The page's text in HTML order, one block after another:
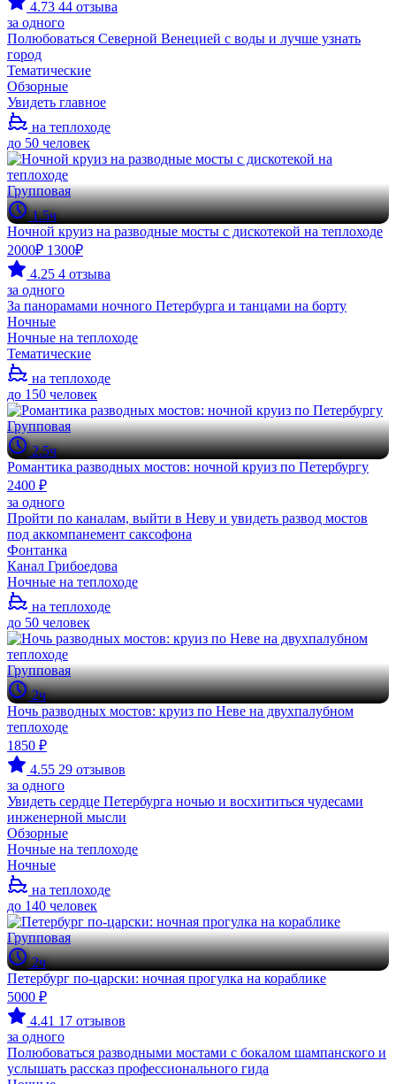
4.73 44 отзыва
за одного
Полюбоваться Северной Венецией с воды и лучше узнать
город
Тематические
Обзорные
Увидеть главное
на теплоходе
до 50 человек
Групповая
1.5ч
Ночной круиз на разводные мосты с дискотекой на теплоходе
2000₽ 1300₽
4.25 4 отзыва
за одного
За панорамами ночного Петербурга и танцами на борту
Ночные
Ночные на теплоходе
Тематические
на теплоходе
до 150 человек
Групповая
2.5ч
Романтика разводных мостов: ночной круиз по Петербургу
2400 ₽
за одного
Пройти по каналам, выйти в Неву и увидеть развод мостов
под аккомпанемент саксофона
Фонтанка
Канал Грибоедова
Ночные на теплоходе
на теплоходе
до 50 человек
Групповая
2ч
Ночь разводных мостов: круиз по Неве на двухпалубном
теплоходе
1850 ₽
4.55 29 отзывов
за одного
Увидеть сердце Петербурга ночью и восхититься чудесами
инженерной мысли
Обзорные
Ночные на теплоходе
Ночные
на теплоходе
до 140 человек
Групповая
2ч
Петербург по-царски: ночная прогулка на кораблике
5000 ₽
4.41 17 отзывов
за одного
Полюбоваться разводными мостами с бокалом шампанского и
услышать рассказ профессионального гида